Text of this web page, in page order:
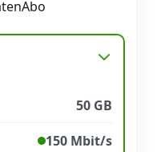
50 GB
150 Mbit/s